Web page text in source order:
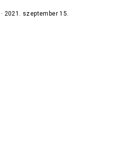
2021. szeptember 15.